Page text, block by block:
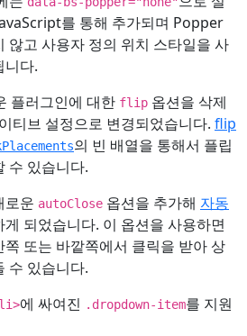
를 통해 추가되며 Popper
않고 사용자 정의 위치 스타일을 사
니다.
플러그인에 대한 flip옵션을 삭제
티브 설정으로 변경되었습니다. flip
의 빈 배열을 통해서 플립
수 있습니다.
로운 autoClose 옵션을 추가해 자동
게 되었습니다. 이 옵션을 사용하면
또는 바깥쪽에서 클릭을 받아 상
수 있습니다.
에 싸여진 .dropdown-item를 지원